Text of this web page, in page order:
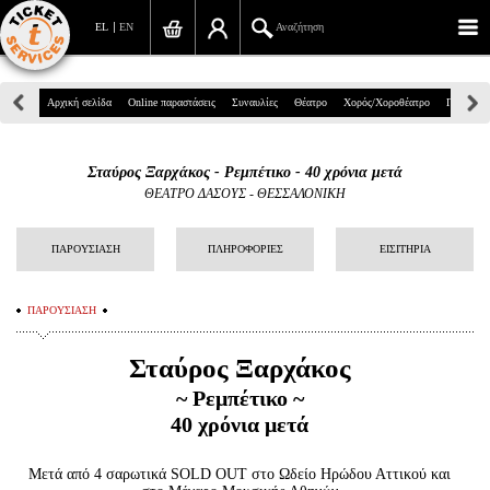
EN
EL Αναζήτηση
Πανεπιστημίου 39, Αθήνα
info@ticketservices.gr
Αναζήτηση
Σύνδεση/Εγγραφή
Αναζήτηση παραγγελίας
Προσωπικά Δεδομένα
Αρχική σελίδα Online παραστάσεις Συναυλίες Θέατρο Χορός/Χοροθέατρο Παιδικά
Σταύρος Ξαρχάκος - Ρεμπέτικο - 40 χρόνια μετά
ΘΕΑΤΡΟ ΔΑΣΟΥΣ - ΘΕΣΣΑΛΟΝΙΚΗ
ΠΑΡΟΥΣΙΑΣΗ ΠΛΗΡΟΦΟΡΙΕΣ ΕΙΣΙΤΗΡΙΑ
ΠΑΡΟΥΣΙΑΣΗ
Σταύρος Ξαρχάκος
~ Ρεμπέτικο ~
40 χρόνια μετά
Μετά από 4 σαρωτικά SOLD OUT στο Ωδείο Ηρώδου Αττικού και